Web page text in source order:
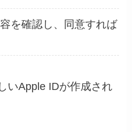
を確認し、同意すれば
いApple IDが作成され